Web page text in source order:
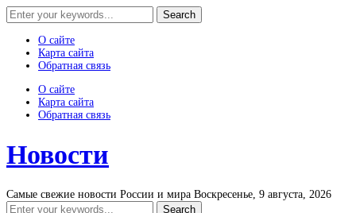
О сайте
Карта сайта
Обратная связь
О сайте
Карта сайта
Обратная связь
Новости
Самые свежие новости России и мира Воскресенье, 9 августа, 2026